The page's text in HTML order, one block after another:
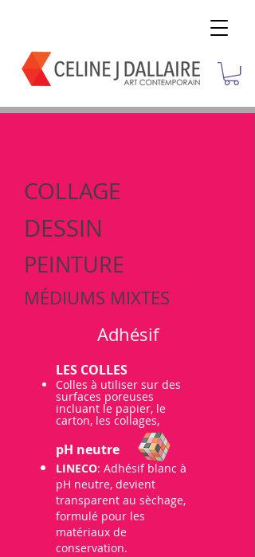
COLLAGE
DESSIN
PEINTURE
MÉDIUMS MIXTES
Adhésif
LES COLLES
Colles à utiliser sur des
surfaces poreuses
incluant le papier, le
carton, les collages,
pH neutre
LINECO: Adhésif blanc à
pH neutre, devient
transparent au sèchage,
formulé pour les
matériaux de
conservation.